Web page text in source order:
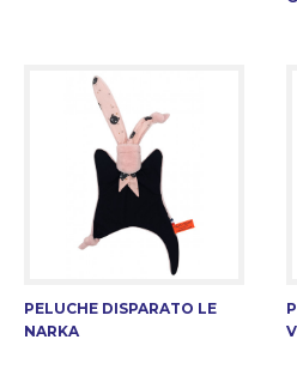
PELUCHE DISPARATO LE
NARKA